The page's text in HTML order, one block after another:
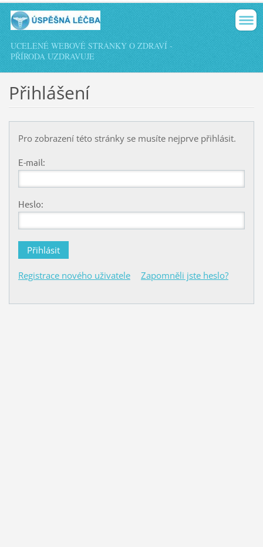
UCELENÉ WEBOVÉ STRÁNKY O ZDRAVÍ -
PŘÍRODA UZDRAVUJE
Přihlášení
Pro zobrazení této stránky se musíte nejprve přihlásit.
E-mail:
Heslo:
Registrace nového uživatele Zapomněli jste heslo?